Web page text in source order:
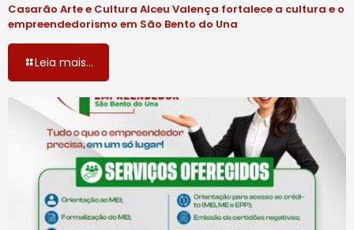
Casarão Arte e Cultura Alceu Valença fortalece a cultura e o
empreendedorismo em São Bento do Una
Leia mais...